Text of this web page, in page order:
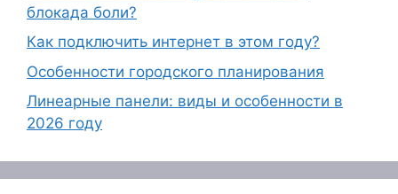
блокада боли?
Как подключить интернет в этом году?
Особенности городского планирования
Линеарные панели: виды и особенности в
2026 году